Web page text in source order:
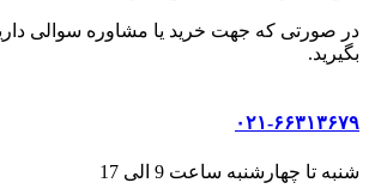
در صورتی که جهت خرید یا مشاوره سوالی
بگیرید.
۰۲۱-۶۶۳۱۳۶۷۹
شنبه تا چهارشنبه ساعت 9 الی 17